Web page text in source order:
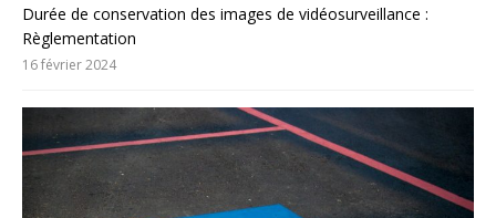
Durée de conservation des images de vidéosurveillance :
Règlementation
16 février 2024